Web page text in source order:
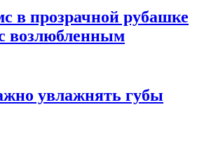
в прозрачной рубашке
возлюбленным
увлажнять губы